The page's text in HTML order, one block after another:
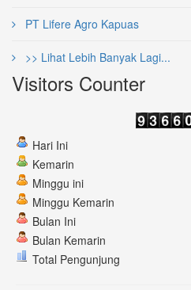
PT Lifere Agro Kapuas
>> Lihat Lebih Banyak Lagi...
Visitors Counter
Hari Ini
Kemarin
Minggu ini
Minggu Kemarin
Bulan Ini
Bulan Kemarin
Total Pengunjung